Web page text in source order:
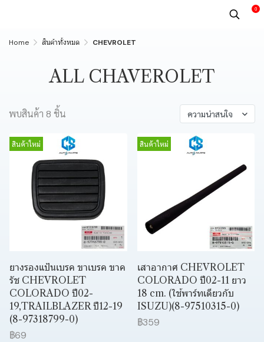
0
Home สินค้าทั้งหมด CHEVROLET
ALL CHAVEROLET
พบสินค้า 8 ชิ้น ความน่าสนใจ
สินค้าใหม่
ยางรองแป้นเบรค ขาเบรค ขาค
รัช CHEVROLET
COLORADO ปี02-
19,TRAILBLAZER ปี12-19
(8-97318799-0)
฿69
สินค้าใหม่
เสาอากาศ CHEVROLET
COLORADO ปี02-11 ยาว
18 cm. (ใช้พาร์ทเดียวกับ
ISUZU)(8-97510315-0)
฿359